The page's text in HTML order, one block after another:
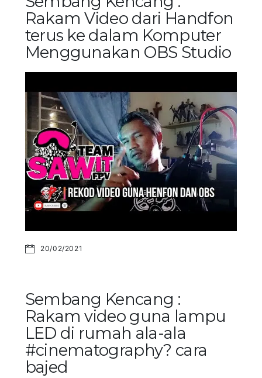
Rakam Video dari Handfon
terus ke dalam Komputer
Menggunakan OBS Studio
20/02/2021
Sembang Kencang :
Rakam video guna lampu
LED di rumah ala-ala
#cinematography? cara
bajed